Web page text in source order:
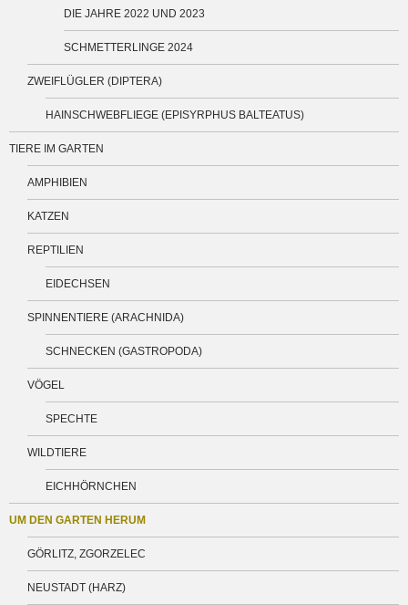
DIE JAHRE 2022 UND 2023
SCHMETTERLINGE 2024
ZWEIFLÜGLER (DIPTERA)
HAINSCHWEBFLIEGE (EPISYRPHUS BALTEATUS)
TIERE IM GARTEN
AMPHIBIEN
KATZEN
REPTILIEN
EIDECHSEN
SPINNENTIERE (ARACHNIDA)
SCHNECKEN (GASTROPODA)
VÖGEL
SPECHTE
WILDTIERE
EICHHÖRNCHEN
UM DEN GARTEN HERUM
GÖRLITZ, ZGORZELEC
NEUSTADT (HARZ)